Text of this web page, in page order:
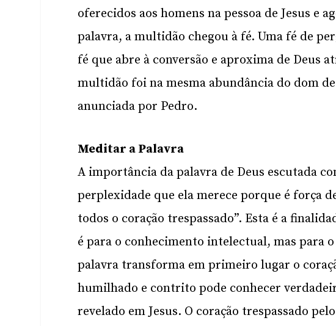
oferecidos aos homens na pessoa de Jesus e
palavra, a multidão chegou à fé. Uma fé de
fé que abre à conversão e aproxima de Deus
multidão foi na mesma abundância do dom
anunciada por Pedro.
Meditar a Palavra
A importância da palavra de Deus escutada
perplexidade que ela merece porque é força
todos o coração trespassado”. Esta é a
é para o conhecimento intelectual, mas para
palavra transforma em primeiro lugar o
humilhado e contrito pode conhecer
revelado em Jesus. O coração trespassado